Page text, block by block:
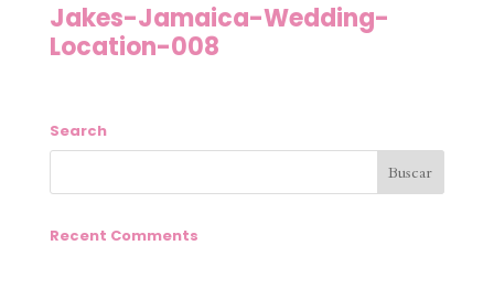
Jakes-Jamaica-Wedding-
Location-008
Search
Recent Comments